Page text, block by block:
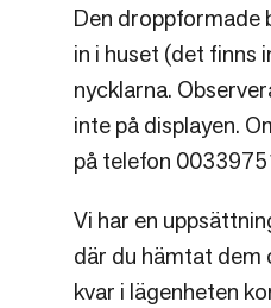
Den droppformade
in i huset (det finns
nycklarna.
inte på displayen.
på telefon
Vi har en
där du hämtat dem
kvar i lägenheten